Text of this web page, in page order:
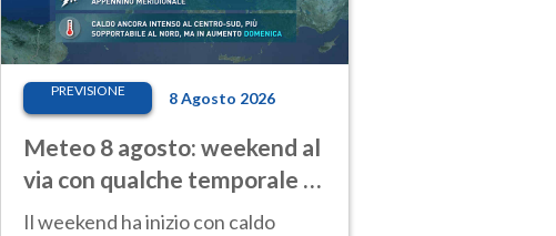
PREVISIONE 8 Agosto 2026
Meteo 8 agosto: weekend al
via con qualche temporale e
caldo estremo al Centro-Sud
Il weekend ha inizio con caldo